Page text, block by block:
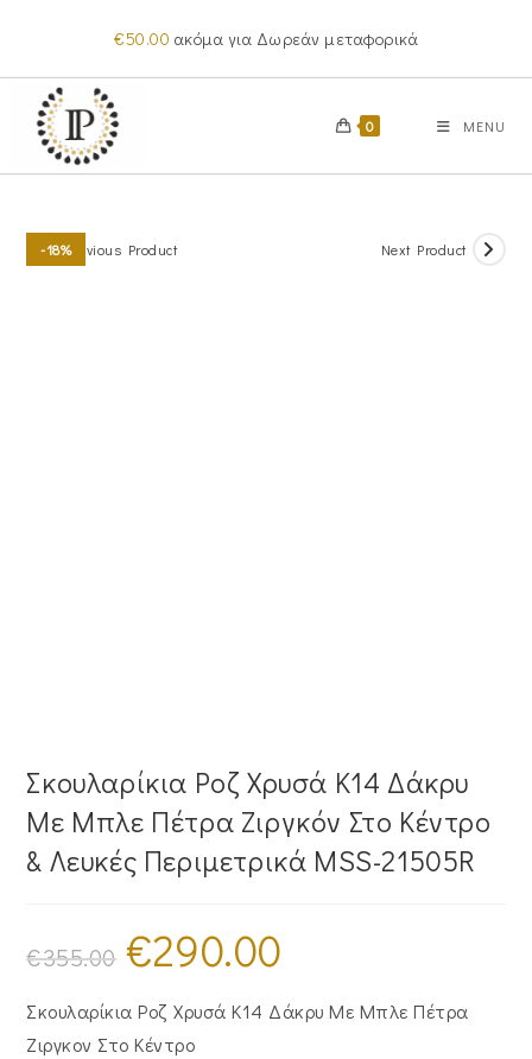
content
€50.00 ακόμα για Δωρεάν μεταφορικά
0 MENU
-18%Previous Product Next Product
Σκουλαρίκια Ροζ Χρυσά Κ14 Δάκρυ
Με Μπλε Πέτρα Ζιργκόν Στο Κέντρο
& Λευκές Περιμετρικά MSS-21505R
€355.00
Original
price
was:
€290.00
€290.00.
Σκουλαρίκια Ροζ Χρυσά Κ14 Δάκρυ Με Μπλε Πέτρα
Ζιργκον Στο Κέντρο